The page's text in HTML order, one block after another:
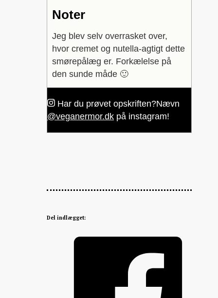
Noter
Jeg blev selv overrasket over,
hvor cremet og nutella-agtigt dette
smørepålæg er. Forkælelse på
den sunde måde 🙂
Har du prøvet opskriften?Nævn
@veganermor.dk på instagram!
Del indlægget: